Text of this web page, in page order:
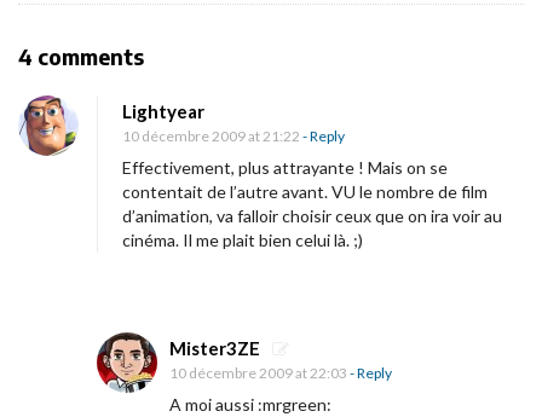
4 commentsO
U
n
o
u
a
u
Lightyear
10 décembre 2009 at 21:22 - Reply
Effectivement, plus attrayante ! Mais on se
contentait de l’autre avant. VU le nombre de film
d’animation, va falloir choisir ceux que on ira voir au
cinéma. Il me plait bien celui là. ;)
Mister3ZE
10 décembre 2009 at 22:03 - Reply
A moi aussi :mrgreen: